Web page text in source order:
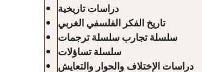
دراسات تاريخية
تاريخ الفكر الفلسفي الغربي
سلسلة تجارب سلسلة ترجمات
سلسلة تساؤلات
دراسات الإختلاف والحوار والتعايش